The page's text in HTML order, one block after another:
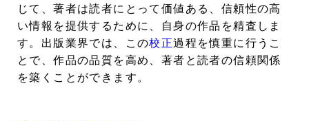
じて、著者は読者にとって価値ある、信頼性の高
い情報を提供するために、自身の作品を精査しま
す。出版業界では、この校正過程を慎重に行うこ
とで、作品の品質を高め、著者と読者の信頼関係
を築くことができます。